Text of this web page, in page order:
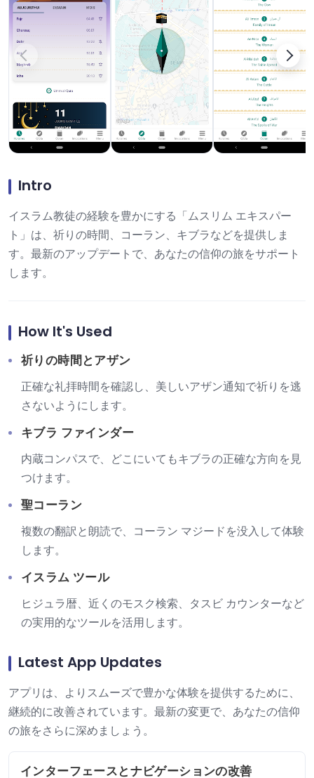
Intro
イスラム教徒の経験を豊かにする「ムスリム エキスパー
ト」は、祈りの時間、コーラン、キブラなどを提供しま
す。最新のアップデートで、あなたの信仰の旅をサポート
します。
How It's Used
祈りの時間とアザン
正確な礼拝時間を確認し、美しいアザン通知で祈りを逃
さないようにします。
キブラ ファインダー
内蔵コンパスで、どこにいてもキブラの正確な方向を見
つけます。
聖コーラン
複数の翻訳と朗読で、コーラン マジードを没入して体験
します。
イスラム ツール
ヒジュラ暦、近くのモスク検索、タスビ カウンターなど
の実用的なツールを活用します。
Latest App Updates
アプリは、よりスムーズで豊かな体験を提供するために、
継続的に改善されています。最新の変更で、あなたの信仰
の旅をさらに深めましょう。
インターフェースとナビゲーションの改善